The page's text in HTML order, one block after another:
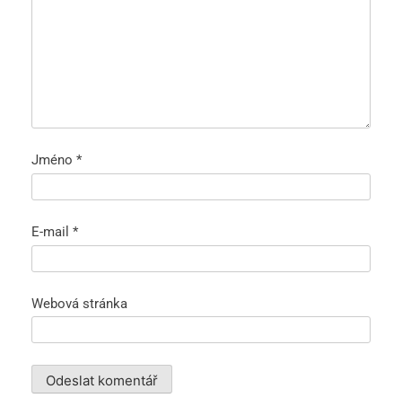
Jméno *
E-mail *
Webová stránka